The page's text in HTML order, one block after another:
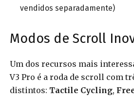
vendidos separadamente)
Modos de Scroll
Um dos recursos mais
V3 Pro é a roda de scroll com
distintos: Tactile Cycling,